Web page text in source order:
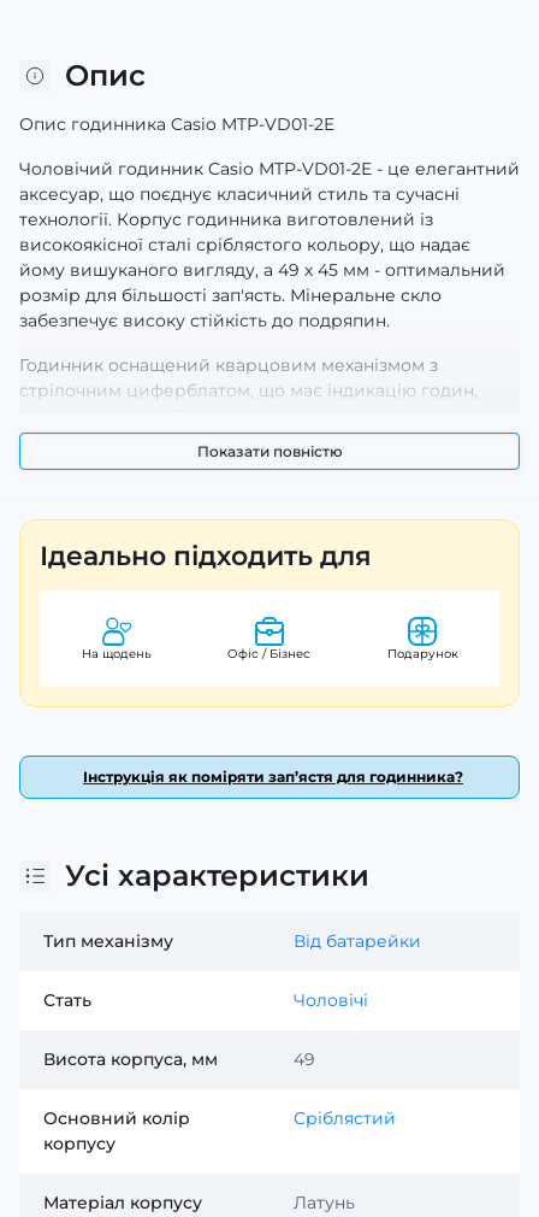
Опис
Опис годинника Casio MTP-VD01-2E
Чоловічий годинник Casio MTP-VD01-2E - це елегантний
аксесуар, що поєднує класичний стиль та сучасні
технології. Корпус годинника виготовлений із
високоякісної сталі сріблястого кольору, що надає
йому вишуканого вигляду, а 49 х 45 мм - оптимальний
розмір для більшості зап'ясть. Мінеральне скло
забезпечує високу стійкість до подряпин.
Годинник оснащений кварцовим механізмом з
стрілочним циферблатом, що має індикацію годин,
підсвічування дозволяє зручно читати час в умовах
недостатнього освітлення. Водонепроникність на рівні
використання.
Ремінець з полімеру чорного кольору додає зручності
в носінні, а також забезпечує надійне кріплення на
зап'ясті. Годинник має гарантію на 24 місяці, що
підтверджує його високу якість. Casio MTP-VD01-2E - це
безсумнівний вибір для тих, хто цінує стиль та
надійність у кожному деталі.
Показати повністю
Ідеально підходить для
На щодень Офіс / Бізнес Подарунок
Інструкція як поміряти зап’ястя для годинника?
Усі характеристики
Тип механізму Від батарейки
Стать Чоловічі
Висота корпуса, мм 49
Основний колір
корпусу
Сріблястий
Матеріал корпусу Латунь